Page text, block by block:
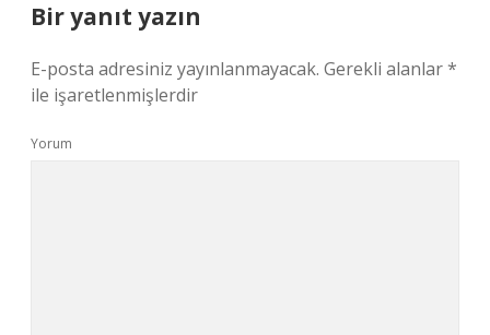
Bir yanıt yazın
E-posta adresiniz yayınlanmayacak. Gerekli alanlar*
ile işaretlenmişlerdir
Yorum